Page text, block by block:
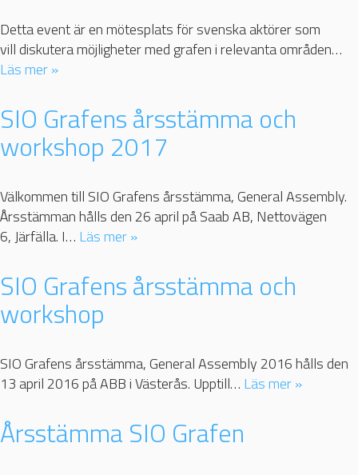
Detta event är en mötesplats för svenska aktörer som
vill diskutera möjligheter med grafen i relevanta områden…
Läs mer »
SIO Grafens årsstämma och
workshop 2017
Välkommen till SIO Grafens årsstämma, General Assembly.
Årsstämman hålls den 26 april på Saab AB, Nettovägen
6, Järfälla. I… Läs mer »
SIO Grafens årsstämma och
workshop
SIO Grafens årsstämma, General Assembly 2016 hålls den
13 april 2016 på ABB i Västerås. Upptill… Läs mer »
Årsstämma SIO Grafen